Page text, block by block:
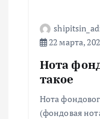
22 марта,
Нота
такое
Нота
(фондовая